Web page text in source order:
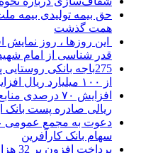
همت گذشت
این روزها ، روز
قدر شناسی از امام
275باجه بانکی
از ۱۰۰ میلیارد ریال افزایش دادند
ریالی صادره پست بانک
دعوت به مجمع عمومی
سهام بانک کارآفرین